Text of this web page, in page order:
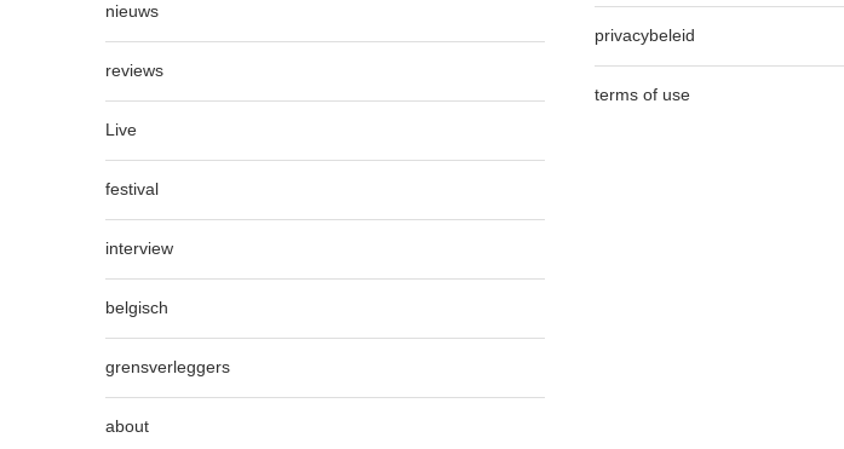
nieuws
reviews
Live
festival
interview
belgisch
grensverleggers
about
privacybeleid
terms of use